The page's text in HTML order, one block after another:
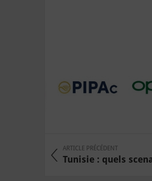
ARTICLE PRÉCÉDENT
Tunisie : quels